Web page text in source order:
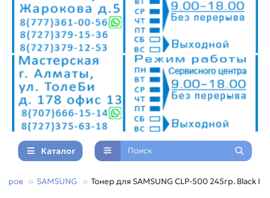
Каталог
SAMSUNG Тонер для SAMSUNG CLP-500 245гр. Black